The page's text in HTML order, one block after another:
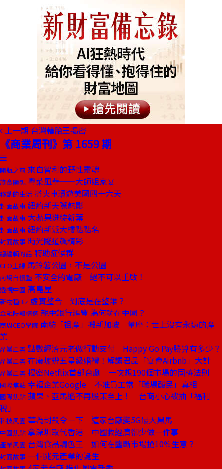
上一期 台灣輪胎王揭密
《商業周刊》第 1659 期
開瓶之前 來自智利的野性靈魂
旅食隨想 粵菜風華──大師姐家宴
移動的生活 搭火車環遊美國四十六天
封面故事 紐約新天際魅影
封面故事 大蘋果迸綻新葉
封面故事 紐約新派大樓點點名
封面故事 時光隧道飆精彩
總編輯的話 特助症候群
CEO上線 馬鈴薯公園，不是公園
商場自慢塾 不安全的電廠 絕不可以重啟！
透視中國 高島屋
新物種Biz 虛實整合 到底是在整誰？
金融時報精選 親中銀行滙豐 為何輸在中國？
商周CEO學院 南紡「祖產」搬新加坡 董座：世上沒有永遠的產
業
產業風雲 點數經濟元老做行動支付 Happy Go Pay勝算有多少？
產業風雲 在廢墟辦五星級婚禮！解讀君品「宴會Airbnb」大計
產業風雲 揭密Netflix首部台劇 一次想190個市場的固樁法則
國際焦點 幸福企業Google 不准員工當「職場酸民」真相
國際焦點 蘋果、亞馬遜不再股東至上！ 台商小心被抽「福利
稅」
科技風雲 華為封殺令一下 這家台廠變5G最大黑馬
中國焦點 拿深圳取代香港 中國救經濟卻少做一件事
產業風雲 台灣食品調色王 如何在壟斷市場搶10％生意？
封面故事 一個兆元產業的誕生